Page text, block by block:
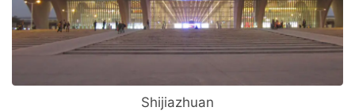
Shijiazhuan